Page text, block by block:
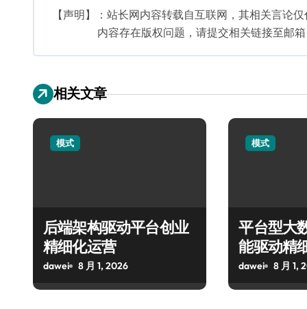
【声明】：站长网内容转载自互联网，其相关言论
内容存在版权问题，请提交相关链接至邮
相关文章
模式
后端架构驱动平台创业
精细化运营
dawei 8 月 1, 2026
模式
平台型大
能驱动精
dawei 8 月 1,